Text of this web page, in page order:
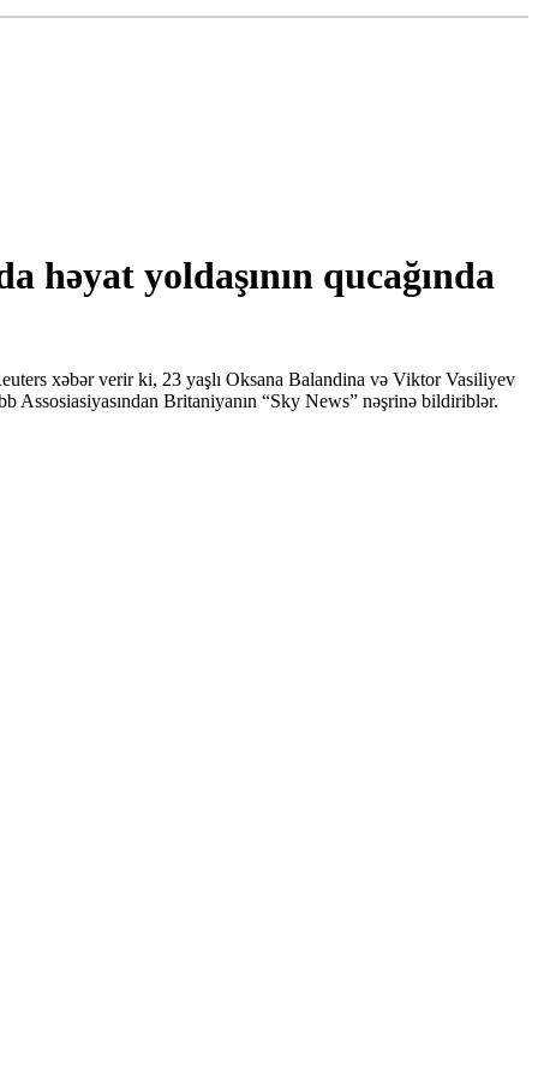
həyat yoldaşının qucağında
xəbər verir ki, 23 yaşlı Oksana Balandina və Viktor Vasiliyev
Assosiasiyasından Britaniyanın “Sky News” nəşrinə bildiriblər.